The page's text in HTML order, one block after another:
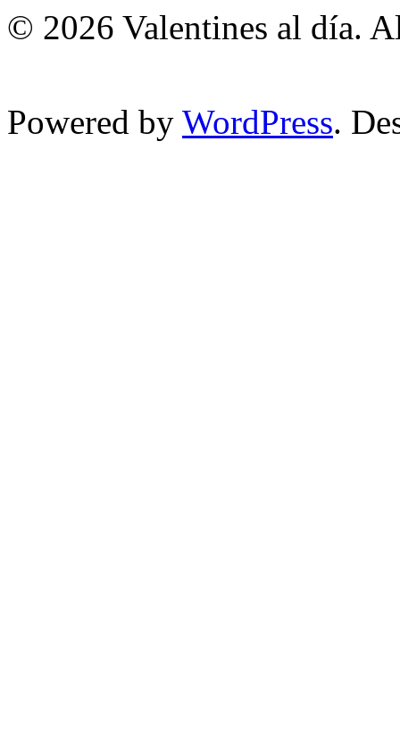
© 2026 Valentines al día.
Powered by WordPress.